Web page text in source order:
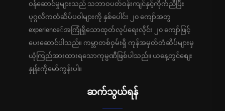
ဝန်ဆောင်မှုများသည် သဘာဝပတ်ဝန်းကျင်နှင့်ကိုက်ညီပြီး
ပုဂ္ဂလိကတံဆိပ်ပဝါများကို နှစ်ပေါင်း ၂၀ ကျော်အတွ
experience်အကြုံရှိသောထုတ်လုပ်ရေးလိုင်း ၂၀ ကျော်ဖြင့်
ပေးဆောင်ပါသည်။ ကမ္ဘာတစ်ဝှမ်းရှိ ကုန်အမှတ်တံဆိပ်များမှ
ယုံကြည်အားထားရသောကုမ္ပဏီဖြစ်ပါသည်။ ယနေ့တွင်စျေး
နှုန်းကိုမော်ကွန်းပါ။
ဆက်သွယ်ရန်